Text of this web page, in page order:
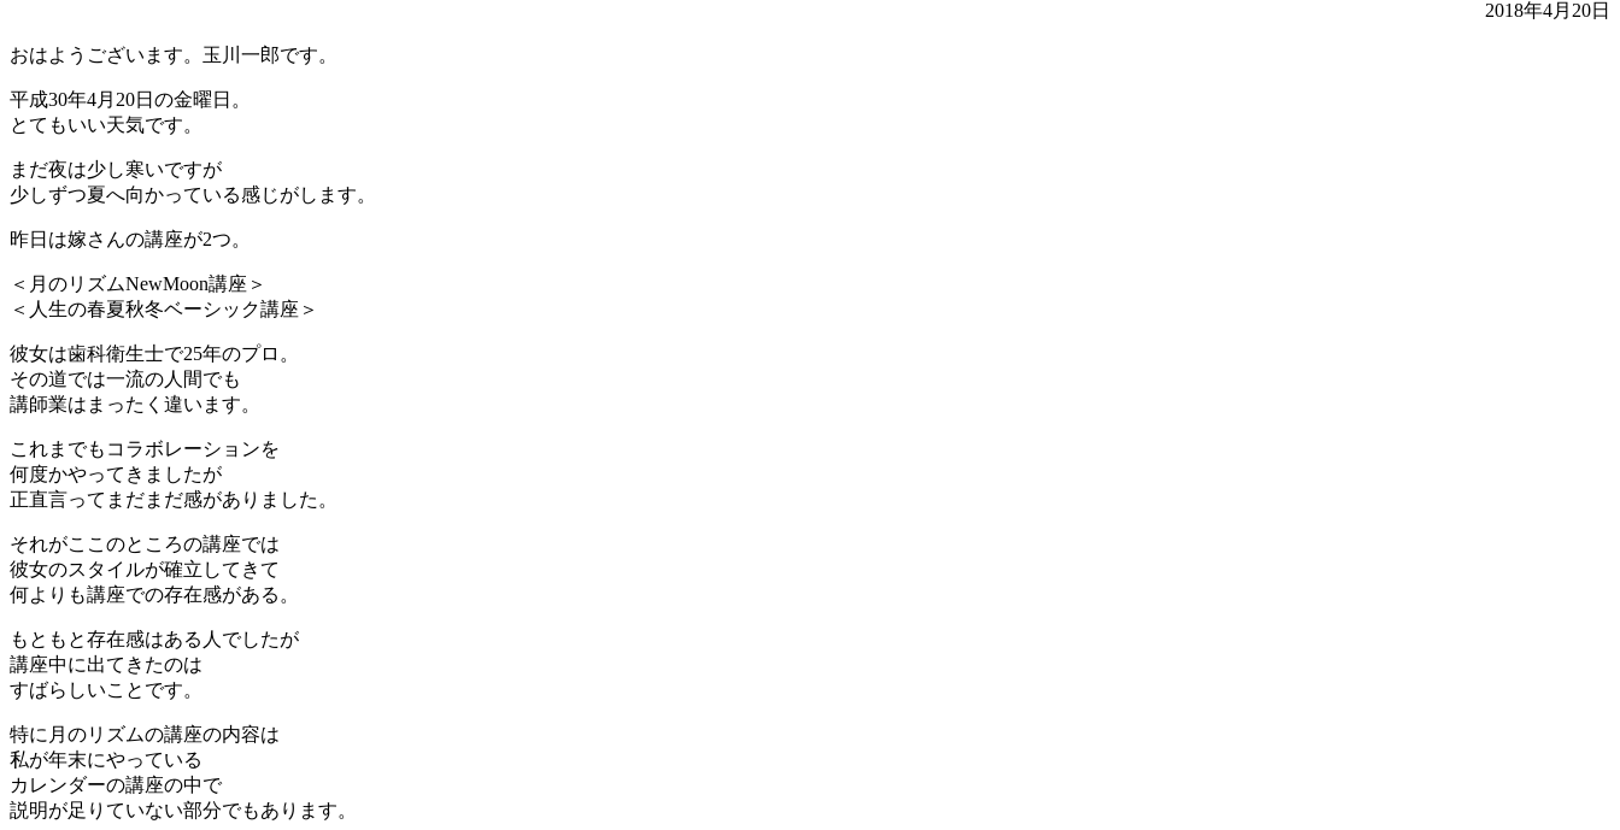
2018年4月20日
おはようございます。玉川一郎です。
平成30年4月20日の金曜日。
とてもいい天気です。
まだ夜は少し寒いですが
少しずつ夏へ向かっている感じがします。
昨日は嫁さんの講座が2つ。
＜月のリズムNewMoon講座＞
＜人生の春夏秋冬ベーシック講座＞
彼女は歯科衛生士で25年のプロ。
その道では一流の人間でも
講師業はまったく違います。
これまでもコラボレーションを
何度かやってきましたが
正直言ってまだまだ感がありました。
それがここのところの講座では
彼女のスタイルが確立してきて
何よりも講座での存在感がある。
もともと存在感はある人でしたが
講座中に出てきたのは
すばらしいことです。
特に月のリズムの講座の内容は
私が年末にやっている
カレンダーの講座の中で
説明が足りていない部分でもあります。